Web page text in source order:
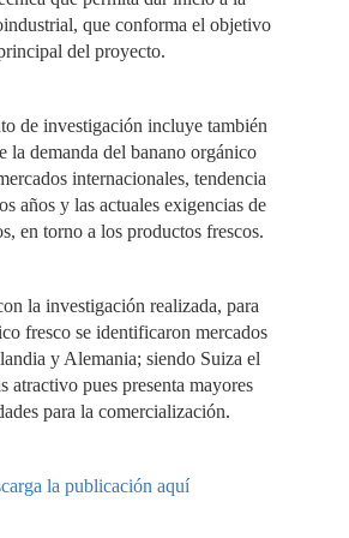
que conforma el objetivo
del proyecto.
de investigación incluye también
la demanda del banano orgánico
internacionales, tendencia
años y las actuales exigencias de
en torno a los productos frescos.
la investigación realizada, para
fresco se identificaron mercados
y Alemania; siendo Suiza el
atractivo pues presenta mayores
para la comercialización.
la publicación aquí